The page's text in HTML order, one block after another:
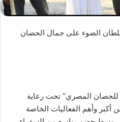
الضوء على جمال الحصان
المصري” تحت رعاية
أكبر وأهم الفعاليات الخاصة